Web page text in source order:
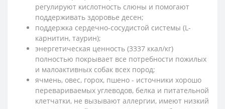
регулируют кислотность слюны и помогают
поддерживать здоровье десен;
поддержка сердечно-сосудистой системы (L-
карнитин, таурин);
энергетическая ценность (3337 ккал/кг)
полностью покрывает все потребности пожилых
и малоактивных собак всех пород;
ячмень, овес, горох, пшено - источники хорошо
перевариваемых углеводов, белка и питательной
клетчатки, не вызывают аллергии, имеют низкий